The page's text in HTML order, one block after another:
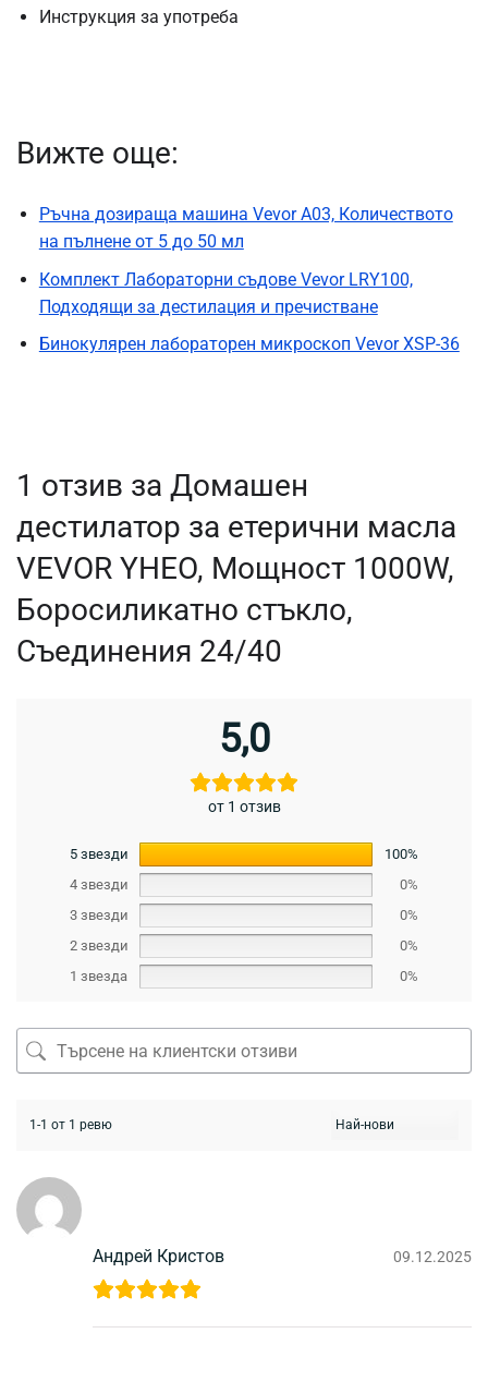
Инструкция за употреба
Вижте още:
Ръчна дозираща машина Vevor A03, Количеството
на пълнене от 5 до 50 мл
Комплект Лабораторни съдове Vevor LRY100,
Подходящи за дестилация и пречистване
Бинокулярен лабораторен микроскоп Vevor XSP-36
1 отзив за Домашен
дестилатор за етерични масла
VEVOR YHEO, Мощност 1000W,
Боросиликатно стъкло,
Съединения 24/40
5,0
от 1 отзив
5 звезди
100%
4 звезди
0%
3 звезди
0%
2 звезди
0%
1 звезда
0%
1-1 от 1 ревю
Андрей Кристов 09.12.2025